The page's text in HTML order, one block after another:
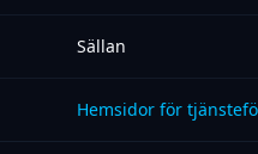
Sällan
Hemsidor för